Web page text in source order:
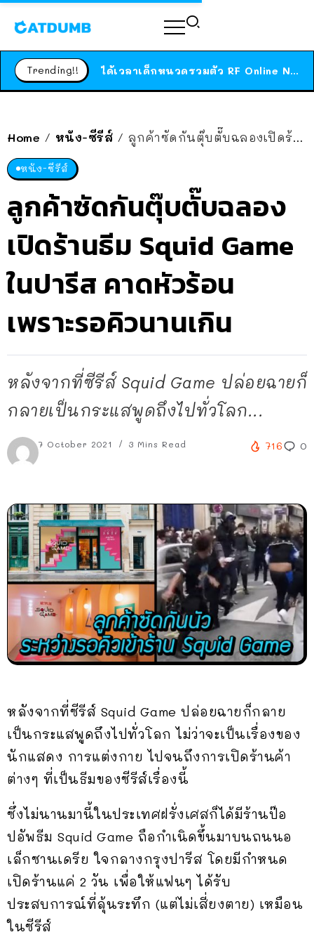
Trending!! ได้เวลาเด็กหนวดรวมตัว RF Online Next เปิดให้เล่นแล้ว เกม Sci-Fi MMORPG ระดับตำนาน เล่นได้ทั้งมือถือและ PC
สาวญี่ปุ่นโดนแมวตัวเองกัด ไม่ได้ไปหาหมอตั้งแต่เนิ่นๆ สุดท้ายขาบวม กลายเป็นโรคเนื้อเน่า เตือนทาสแมวทั้งหลายให้ระวัง
Home / หนัง-ซีรีส์ / ลูกค้าซัดกันตุ๊บตั๊บฉลองเปิดร้านธีม Squid Game ในปารีส คาดหัวร้อน เพราะรอคิวนานเกิน
หนัง-ซีรีส์
ลูกค้าซัดกันตุ๊บตั๊บฉลอง
เปิดร้านธีม Squid Game
ในปารีส คาดหัวร้อน
เพราะรอคิวนานเกิน
หลังจากที่ซีรีส์ Squid Game ปล่อยฉายก็
กลายเป็นกระแสพูดถึงไปทั่วโลก...
7 October 2021 3 Mins Read 716 0
หลังจากที่ซีรีส์ Squid Game ปล่อยฉายก็กลาย
เป็นกระแสพูดถึงไปทั่วโลก ไม่ว่าจะเป็นเรื่องของ
นักแสดง การแต่งกาย ไปจนถึงการเปิดร้านค้า
ต่างๆ ที่เป็นธีมของซีรีส์เรื่องนี้
ซึ่งไม่นานมานี้ในประเทศฝรั่งเศสก็ได้มีร้านป๊อ
ปอัพธีม Squid Game ถือกำเนิดขึ้นมาบนถนนอ
เล็กซานเดรีย ใจกลางกรุงปารีส โดยมีกำหนด
เปิดร้านแค่ 2 วัน เพื่อให้แฟนๆ ได้รับ
ประสบการณ์ที่ลุ้นระทึก (แต่ไม่เสี่ยงตาย) เหมือน
ในซีรีส์